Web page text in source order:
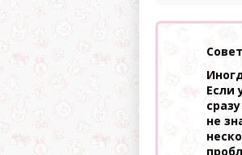
Совет
Если
не